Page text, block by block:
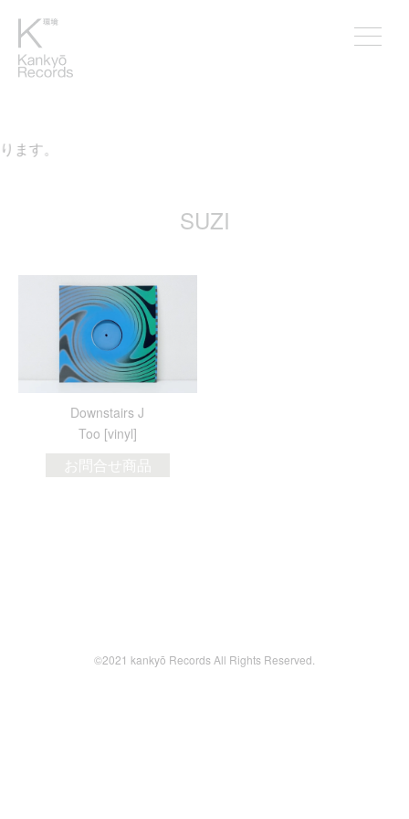
ます。
SUZI
Downstairs J
Too [vinyl]
お問合せ商品
©2021 kankyō Records All Rights Reserved.